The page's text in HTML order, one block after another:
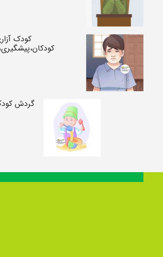
کودک
گردش